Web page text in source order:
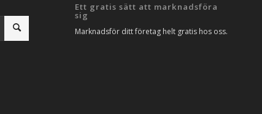
Ett gratis sätt att marknadsföra
sig
Marknadsför ditt företag helt gratis hos oss.